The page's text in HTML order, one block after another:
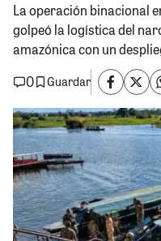
La operación binacional
golpeó la logística del
amazónica con un
0
Guardar